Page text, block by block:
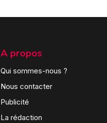
A propos
Qui sommes-nous ?
Nous contacter
Publicité
La rédaction